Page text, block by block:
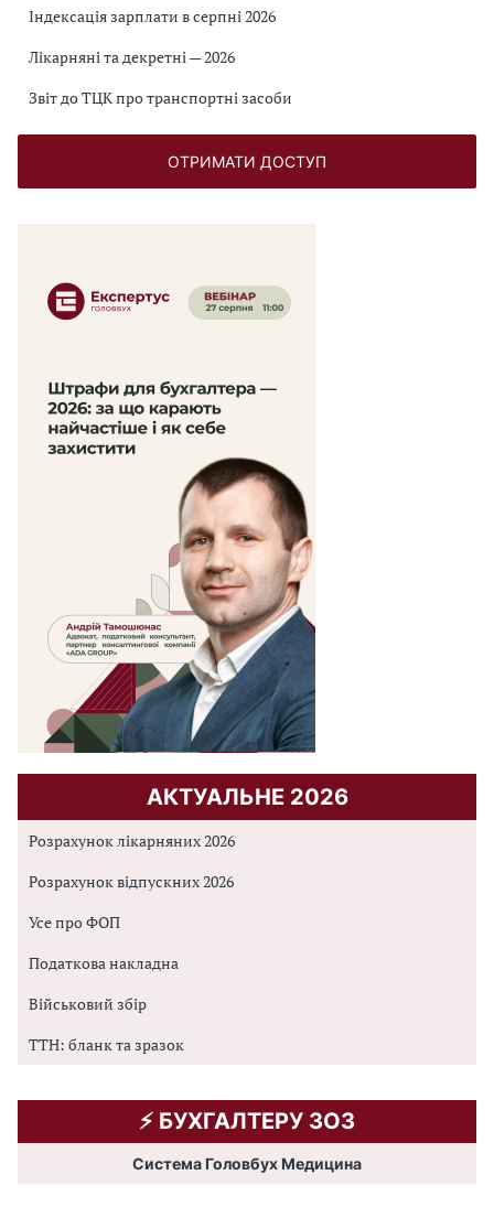
Індексація зарплати в серпні 2026
Лікарняні та декретні — 2026
Звіт до ТЦК про транспортні засоби
ОТРИМАТИ ДОСТУП
АКТУАЛЬНЕ 2026
Розрахунок лікарняних 2026
Розрахунок відпускних 2026
Усе про ФОП
Податкова накладна
Військовий збір
ТТН: бланк та зразок
⚡️ БУХГАЛТЕРУ ЗОЗ
Система Головбух Медицина